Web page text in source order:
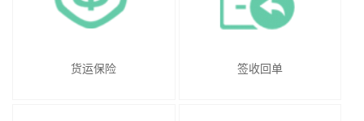
货运保险 签收回单